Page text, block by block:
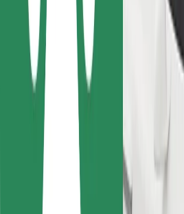
Para restaurantes
Bolt para empresas
Otros
Proveedores
Términos y Condiciones
Cookies
¡Conseguí un viaje en minutos!